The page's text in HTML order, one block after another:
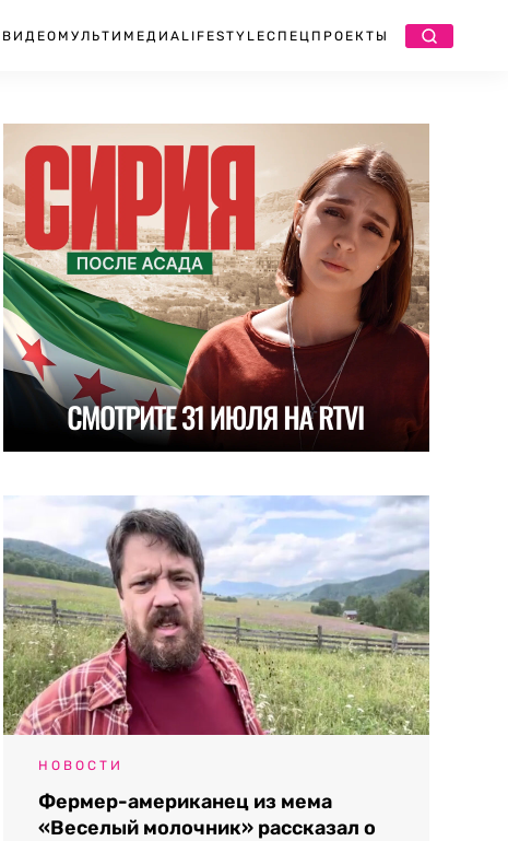
ВИДЕО МУЛЬТИМЕДИА LIFESTYLEСПЕЦПРОЕКТЫ
НОВОСТИ
Фермер-американец из мема
«Веселый молочник» рассказал о